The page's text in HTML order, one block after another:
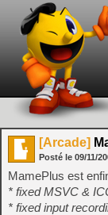
[Arcade]
Posté le 09/11/
MamePlus est
* fixed MSVC &
* fixed input